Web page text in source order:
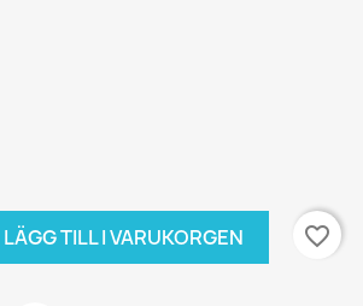
LÄGG TILL I VARUKORGEN favorite_border